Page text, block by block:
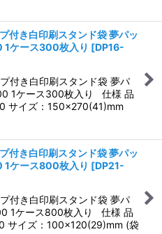
付き白印刷スタンド袋 夢パッ
ケース300枚入り [DP16-
付き白印刷スタンド袋 夢パ
1ケース300枚入り 仕様 品
サイズ：150×270(41)mm
付き白印刷スタンド袋 夢パッ
ケース800枚入り [DP21-
付き白印刷スタンド袋 夢パ
1ケース800枚入り 仕様 品
サイズ：100×120(29)mm (袋